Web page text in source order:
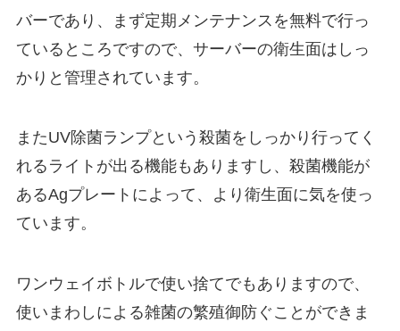
バーであり、
まず定期メンテナンスを無料で行っ
ているところですので、サーバーの衛生面はしっ
かりと管理されています。
またUV除菌ランプという殺菌をしっかり行ってく
れるライトが出る機能もありますし、殺菌機能が
あるAgプレートによって、より衛生面に気を使っ
ています。
ワンウェイボトルで使い捨てでもありますので、
使いまわしによる雑菌の繁殖御防ぐことができま